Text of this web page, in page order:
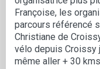
Françoise, les
parcours référencé
Christiane de
vélo depuis Croissy
même aller + 30